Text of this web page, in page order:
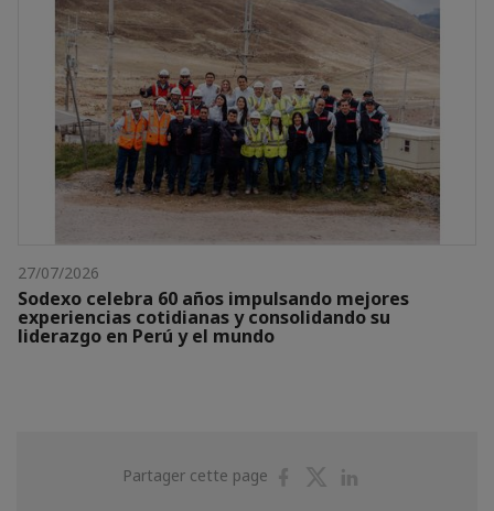
27/07/2026
Sodexo celebra 60 años impulsando mejores
experiencias cotidianas y consolidando su
liderazgo en Perú y el mundo
Partager cette page
PartagerPartager